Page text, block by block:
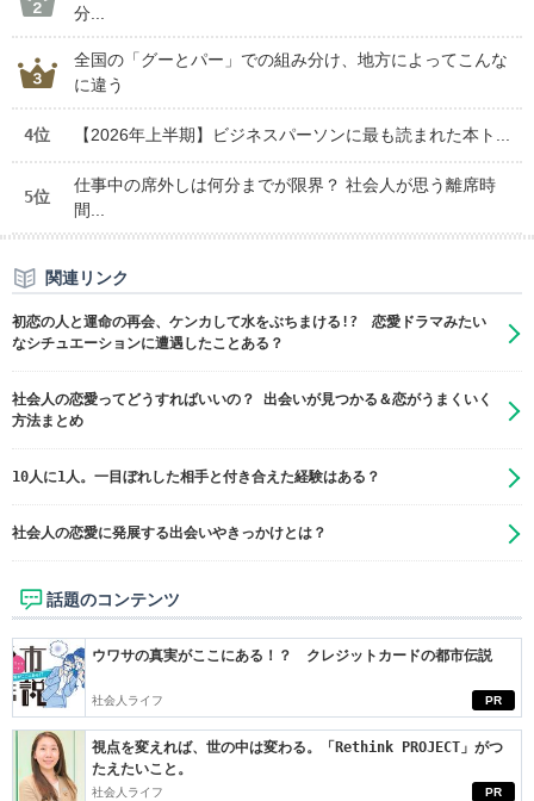
分...
全国の「グーとパー」での組み分け、地方によってこんな
に違う
4位 【2026年上半期】ビジネスパーソンに最も読まれた本ト...
5位
仕事中の席外しは何分までが限界？ 社会人が思う離席時
間...
関連リンク
初恋の人と運命の再会、ケンカして水をぶちまける!? 恋愛ドラマみたい
なシチュエーションに遭遇したことある？
社会人の恋愛ってどうすればいいの？ 出会いが見つかる＆恋がうまくいく
方法まとめ
10人に1人。一目ぼれした相手と付き合えた経験はある？
社会人の恋愛に発展する出会いやきっかけとは？
話題のコンテンツ
PR
ウワサの真実がここにある！？ クレジットカードの都市伝説
社会人ライフ
PR
視点を変えれば、世の中は変わる。「Rethink PROJECT」がつ
たえたいこと。
社会人ライフ